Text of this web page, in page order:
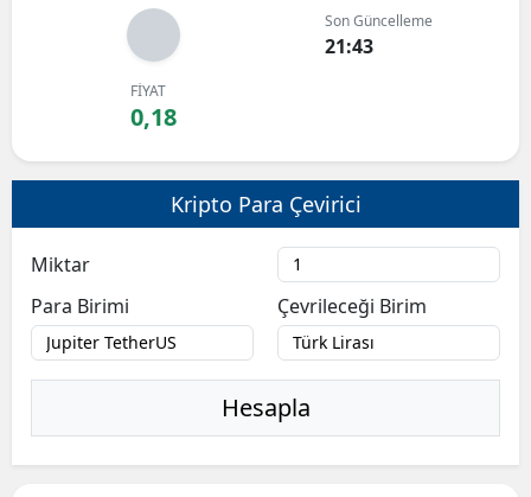
Bilecik
Burdur
Bursa
Çanakkale
Çankırı
Çorum
Denizli
Son Güncelleme
21:43
FİYAT
0,18
Kripto Para Çevirici
Miktar
Para Birimi
Çevrileceği Birim
Hesapla